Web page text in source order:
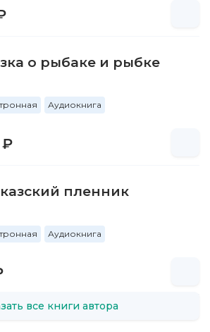
о рыбаке и рыбке
Аудиокнига
₽
пленник
Аудиокнига
все книги автора